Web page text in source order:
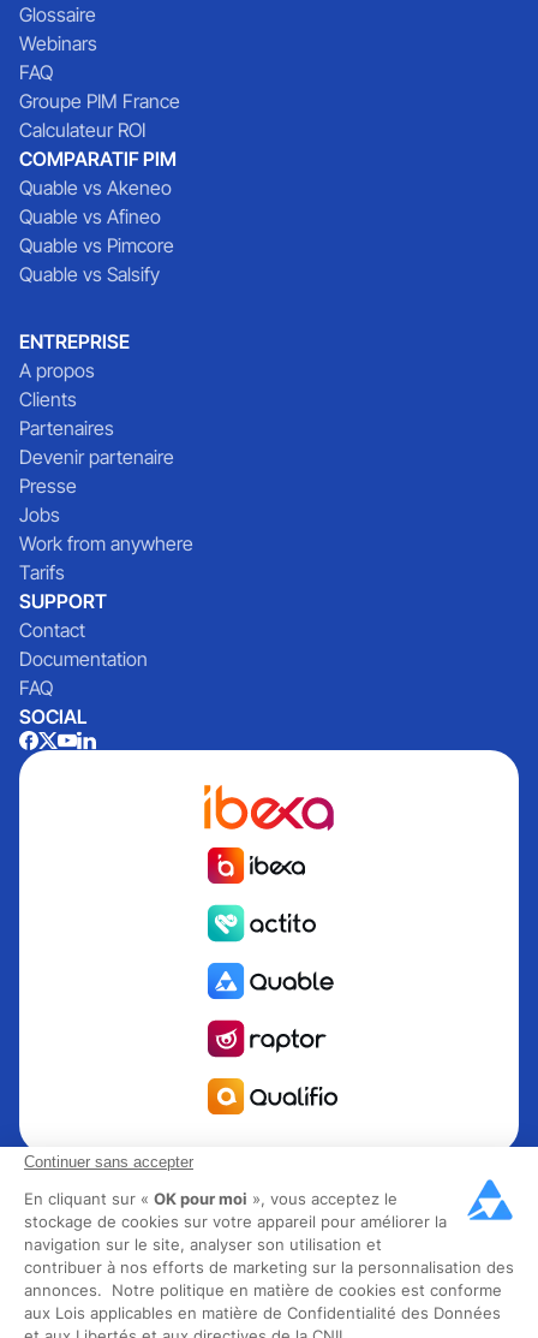
Continuer sans accepter
En cliquant sur « OK pour moi », vous acceptez le
stockage de cookies sur votre appareil pour améliorer la
navigation sur le site, analyser son utilisation et
contribuer à nos efforts de marketing sur la personnalisation des
annonces. Notre politique en matière de cookies est conforme
aux Lois applicables en matière de Confidentialité des Données
Glossaire
Webinars
FAQ
Groupe PIM France
Calculateur ROI
COMPARATIF PIM
Quable vs Akeneo
Quable vs Afineo
Quable vs Pimcore
Quable vs Salsify
ENTREPRISE
A propos
Clients
Partenaires
Devenir partenaire
Presse
Jobs
Work from anywhere
Tarifs
SUPPORT
Contact
Documentation
FAQ
SOCIAL
Quable est la solution de gestion de l’information Produit
PIM pour les marques et fabricants en quête de croissance.
Groupe Rocher, Mitsubishi Electric, Escada, Berluti, Delsey,
North Sails, Liberated Brands, MCO Regent et plus de 300
grandes marques à travers 85 pays ont choisi Quable PIM
pour faire décoller leur business omnicanal. Fondée en